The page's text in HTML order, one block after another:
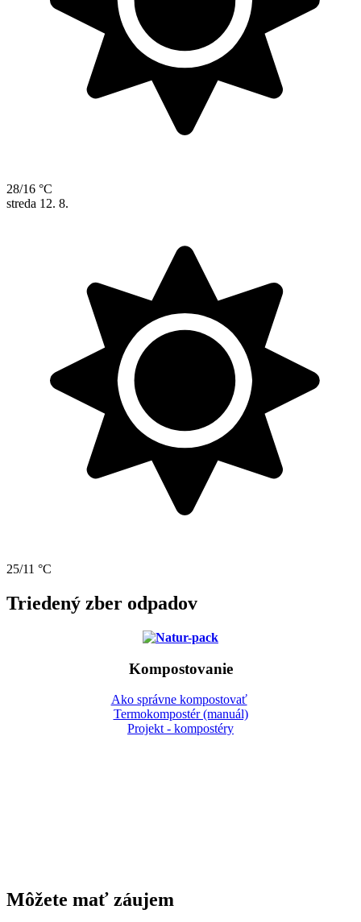
28/16 °C
streda 12. 8.
25/11 °C
Triedený zber odpadov
Kompostovanie
Ako správne kompostovať
Termokompostér (manuál)
Projekt - kompostéry
Môžete mať záujem